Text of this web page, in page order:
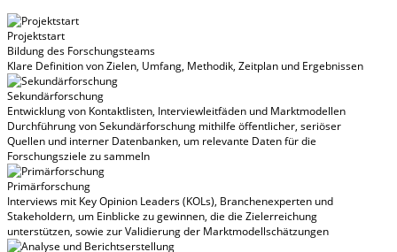
Projektstart
Bildung des Forschungsteams
Klare Definition von Zielen, Umfang, Methodik, Zeitplan und Ergebnissen
Sekundärforschung
Entwicklung von Kontaktlisten, Interviewleitfäden und Marktmodellen
Durchführung von Sekundärforschung mithilfe öffentlicher, seriöser
Quellen und interner Datenbanken, um relevante Daten für die
Forschungsziele zu sammeln
Primärforschung
Interviews mit Key Opinion Leaders (KOLs), Branchenexperten und
Stakeholdern, um Einblicke zu gewinnen, die die Zielerreichung
unterstützen, sowie zur Validierung der Marktmodellschätzungen